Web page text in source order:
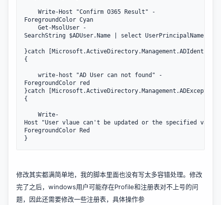
Write-Host "Confirm O365 Result" -
ForegroundColor Cyan
Get-MsolUser -
SearchString $ADUser.Name | select UserPrincipalName
}catch
{
write-host "AD User can not found" -
ForegroundColor red
}catch [Microsoft.ActiveDirectory.Management.ADException]
{
Write-
Host "User vlaue can't be updated or the specified
ForegroundColor Red
}
修改其实都满简单地，我的脚本里面也没有写太多容错处理。修改
完了之后，windows用户可能存在Profile和注册表对不上号的问
题，因此还需要修改一些注册表，具体操作参